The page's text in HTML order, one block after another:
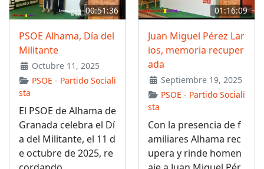
00:51:36
PSOE Alhama, Día del
Militante
Octubre 11, 2025
PSOE - Partido Sociali
sta
El PSOE de Alhama de
Granada celebra el Dí
a del Militante, el 11 d
e octubre de 2025, re
01:16:09
Juan Miguel Pérez Lar
ios, memoria recuper
ada
Septiembre 19, 2025
PSOE - Partido Sociali
sta
Con la presencia de f
amiliares Alhama rec
upera y rinde homen